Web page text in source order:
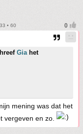
• 60
Giahet
mening was dat het
vergeven en zo.